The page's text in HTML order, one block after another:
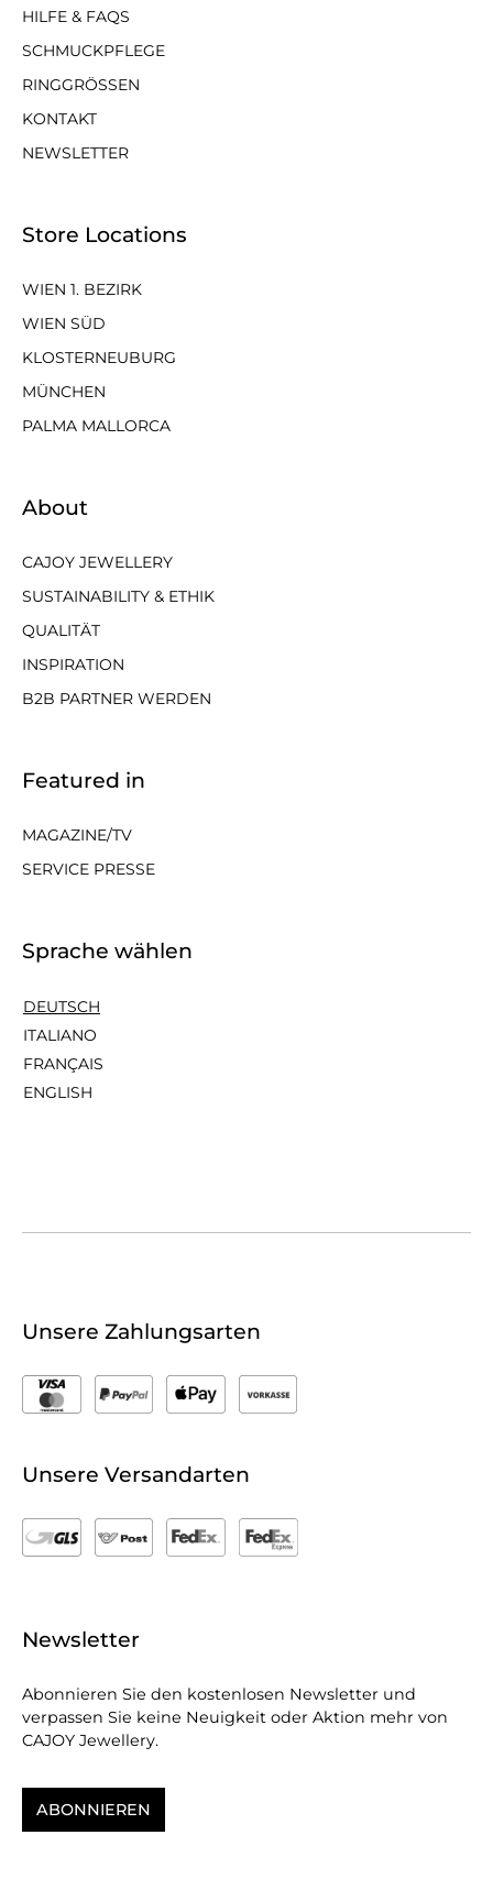
HILFE & FAQS
SCHMUCKPFLEGE
RINGGRÖSSEN
KONTAKT
NEWSLETTER
Store Locations
WIEN 1. BEZIRK
WIEN SÜD
KLOSTERNEUBURG
MÜNCHEN
PALMA MALLORCA
About
CAJOY JEWELLERY
SUSTAINABILITY & ETHIK
QUALITÄT
INSPIRATION
B2B PARTNER WERDEN
Featured in
MAGAZINE/TV
SERVICE PRESSE
Sprache wählen
DEUTSCH
ITALIANO
FRANÇAIS
ENGLISH
Unsere Zahlungsarten
Unsere Versandarten
Newsletter
Abonnieren Sie den kostenlosen Newsletter und
verpassen Sie keine Neuigkeit oder Aktion mehr von
CAJOY Jewellery.
ABONNIEREN